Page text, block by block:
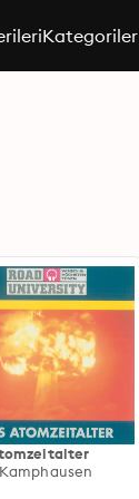
Kategoriler